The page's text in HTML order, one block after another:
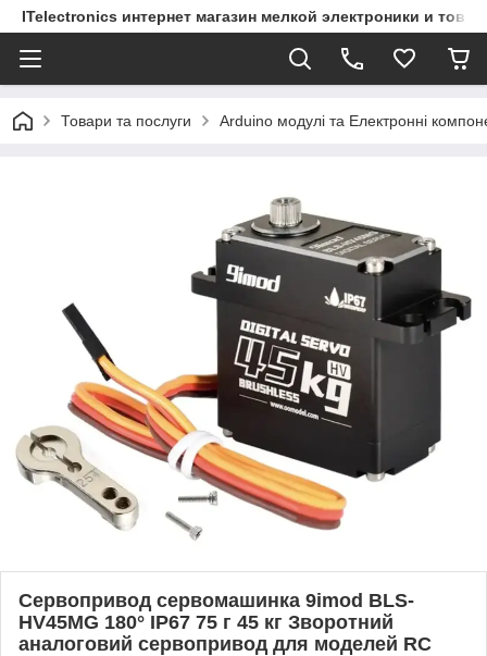
ITelectronics интернет магазин мелкой электроники и
Товари та послуги Arduino модулі та Електронні
Сервопривод сервомашинка 9imod BLS-
HV45MG 180° IP67 75 г 45 кг Зворотний
аналоговий сервопривод для моделей RC